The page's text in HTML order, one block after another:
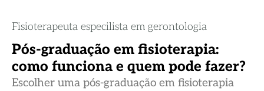
Fisioterapeuta especilista em gerontologia
Pós-graduação em fisioterapia:
como funciona e quem pode fazer?
Escolher uma pós-graduação em fisioterapia